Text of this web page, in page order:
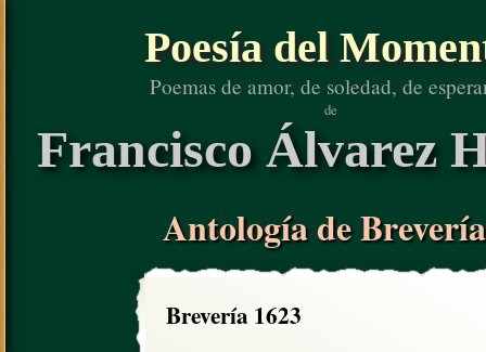
Poesía del
Poemas de amor, de soledad, de
de
Francisco Álvarez
Antología de
Brevería 1623